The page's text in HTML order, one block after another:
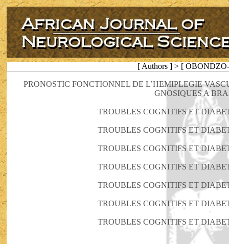
[ Authors ] > [
PRONOSTIC FONCTIONNEL DE L’HEMIPLEGIE
GNOSIQUES A
TROUBLES COGNITIFS ET
TROUBLES COGNITIFS ET
TROUBLES COGNITIFS ET
TROUBLES COGNITIFS ET
TROUBLES COGNITIFS ET
TROUBLES COGNITIFS ET
TROUBLES COGNITIFS ET